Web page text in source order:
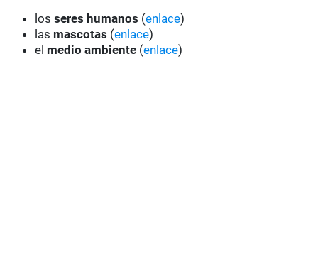
losseres humanos (enlace)
las mascotas (enlace)
el medio ambiente (enlace)